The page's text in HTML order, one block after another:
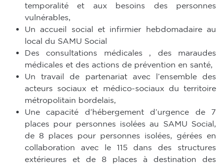
temporalité et aux besoins des personnes
vulnérables,
Un accueil social et infirmier hebdomadaire au
local du SAMU Social
Des consultations médicales , des maraudes
médicales et des actions de prévention en santé,
Un travail de partenariat avec l’ensemble des
acteurs sociaux et médico-sociaux du territoire
métropolitain bordelais,
Une capacité d’hébergement d’urgence de 7
places pour personnes isolées au SAMU Social,
de 8 places pour personnes isolées, gérées en
collaboration avec le 115 dans des structures
extérieures et de 8 places à destination des